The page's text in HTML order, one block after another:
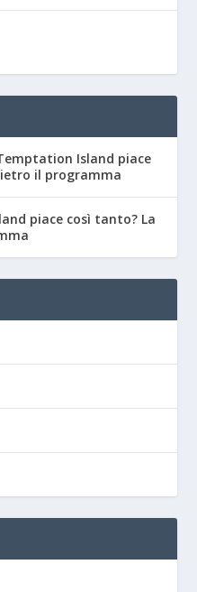
Island piace
il programma
piace così tanto? La